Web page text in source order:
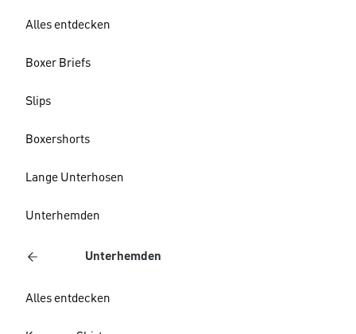
Alles entdecken
Boxer Briefs
Slips
Boxershorts
Lange Unterhosen
Unterhemden
Unterhemden
Alles entdecken